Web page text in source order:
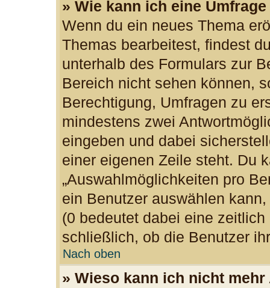
» Wie kann ich eine
Wenn du ein neues Thema
Themas bearbeitest, findest
unterhalb des Formulars zur
Bereich nicht sehen können,
Berechtigung, Umfragen zu
mindestens zwei
eingeben und dabei
einer eigenen Zeile steht. Du
„Auswahlmöglichkeiten pro
ein Benutzer auswählen
(0 bedeutet dabei eine
schließlich, ob die Benutzer
Nach oben
» Wieso kann ich nicht